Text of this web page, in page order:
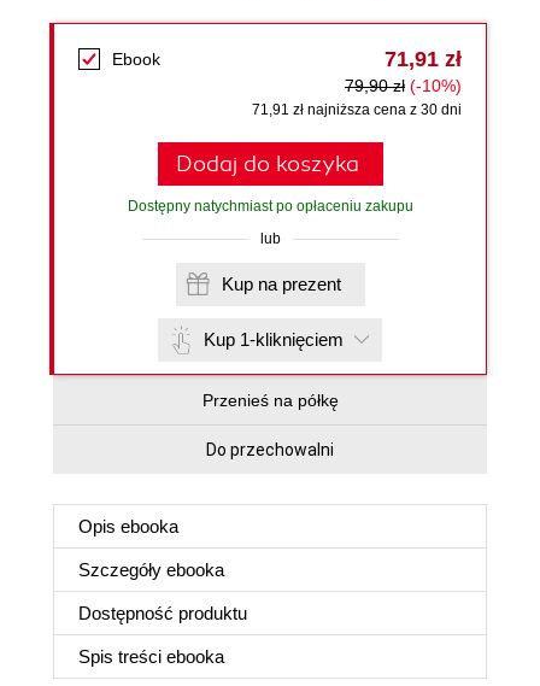
Ebook 71,91 zł
79,90 zł (-10%)
71,91 zł najniższa cena z 30 dni
Dodaj do koszyka
Dostępny natychmiast po opłaceniu zakupu
lub
Kup na prezent
Kup 1-kliknięciem
Przenieś na półkę
Do przechowalni
Opis ebooka
Szczegóły ebooka
Dostępność produktu
Spis treści ebooka